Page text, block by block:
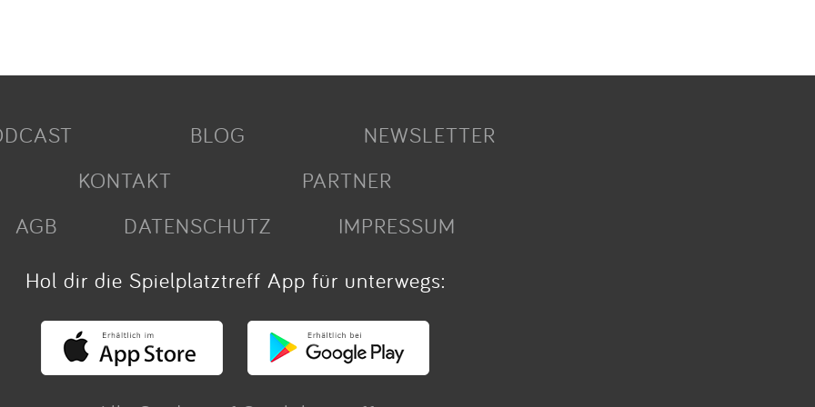
BLOG
NEWSLETTER
KONTAKT
PARTNER
AGB
DATENSCHUTZ
IMPRESSUM
Hol dir die Spielplatztreff App für unterwegs: